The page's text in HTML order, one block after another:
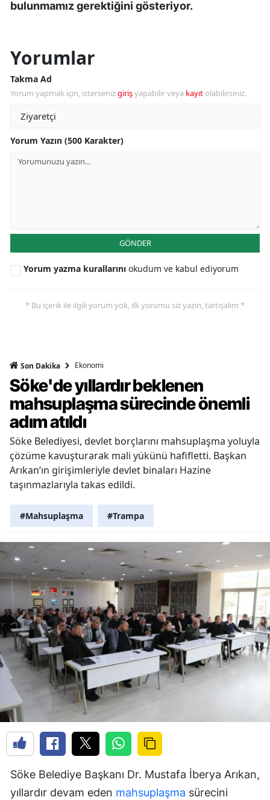
bulunmamız gerektiğini gösteriyor.
Yorumlar
Takma Ad
Yorum yapmak için, istersenizgirişyapabilir veya kayıt olabilirsiniz.
Yorum Yazın (500 Karakter)
GÖNDER
Yorum yazma kurallarını okudum ve kabul ediyorum
* Bu içerik ile ilgili yorum yok, ilk yorumu siz yazın, tartışalım *
Son Dakika Ekonomi
Söke'de yıllardır beklenen
mahsuplaşma sürecinde önemli
adım atıldı
Söke Belediyesi, devlet borçlarını mahsuplaşma yoluyla
çözüme kavuşturarak mali yükünü hafifletti. Başkan
Arıkan’ın girişimleriyle devlet binaları Hazine
taşınmazlarıyla takas edildi.
#Mahsuplaşma #Trampa
Söke Belediye Başkanı Dr. Mustafa İberya Arıkan,
yıllardır devam eden mahsuplaşma sürecini